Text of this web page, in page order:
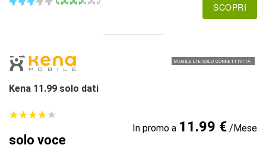
SCOPRI
MOBILE LTE SOLO CONNETTIVITÀ
Kena 11.99 solo dati
★★★★★
★★★★★
solo voce
In promo a 11.99 €/Mese